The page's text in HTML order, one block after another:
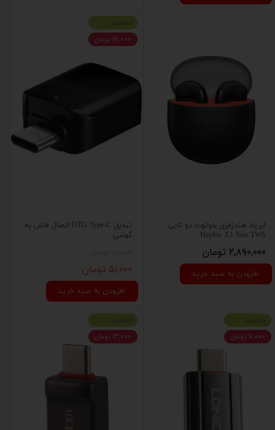
ایرپاد هندزفری بلوتوث دو تایی
Haylou X1 Neo TWS
۲,۸۹۰,۰۰۰ تومان
افزودن به سبد خرید
تبدیل OTG Type-C اتصال فلش به
گوشی
۵۱,۰۰۰ تومان
افزودن به سبد خرید
۱۴,۰۰۰ تومان
۷,۰۰۰ تومان
۱۳,۰۰۰ تومان